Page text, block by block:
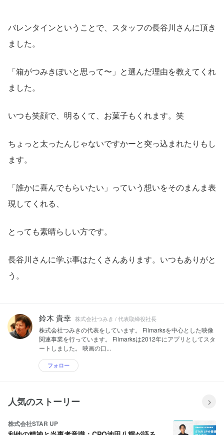
バレンタインということで、スタッフの長谷川さんに頂き
ました。
「箱がつみきぽいと思って〜」と選んだ理由を教えてくれ
ました。
いつも笑顔で、明るくて、お菓子もくれます。笑
ちょっと太ったんじゃないですかーと突っ込まれたりもし
ます。
「誰かに喜んでもらいたい」っていう想いをそのまんま表
現してくれる、
とっても素晴らしい方です。
長谷川さんに学ぶ事はたくさんあります。いつもありがと
う。
鈴木 貴幸 株式会社つみき / 代表取締役社長
株式会社つみきの代表をしています。 Filmarksを中心とした映像
関連事業を行っています。 Filmarksは2012年にアプリとしてスタ
ートしました。 映画の口...
フォロー
人気のストーリー
株式会社STAR UP